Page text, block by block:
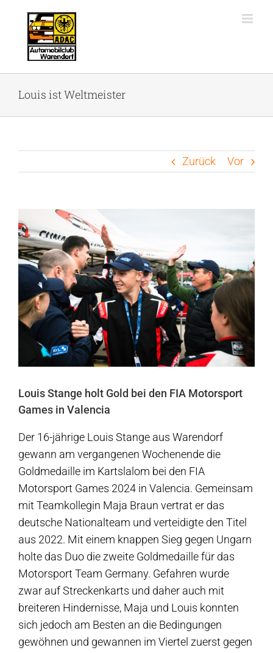
springen
Louis ist Weltmeister
Zurück Vor
grösseres
Bild
Louis Stange holt Gold bei den FIA Motorsport
Games in Valencia
Der 16-jährige Louis Stange aus Warendorf
gewann am vergangenen Wochenende die
Goldmedaille im Kartslalom bei den FIA
Motorsport Games 2024 in Valencia. Gemeinsam
mit Teamkollegin Maja Braun vertrat er das
deutsche Nationalteam und verteidigte den Titel
aus 2022. Mit einem knappen Sieg gegen Ungarn
holte das Duo die zweite Goldmedaille für das
Motorsport Team Germany. Gefahren wurde
zwar auf Streckenkarts und daher auch mit
breiteren Hindernisse, Maja und Louis konnten
sich jedoch am Besten an die Bedingungen
gewöhnen und gewannen im Viertel zuerst gegen